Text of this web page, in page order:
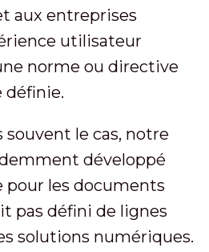
aux entreprises
utilisateur
norme ou directive
définie.
le cas, notre
développé
les documents
pas défini de lignes
solutions numériques.